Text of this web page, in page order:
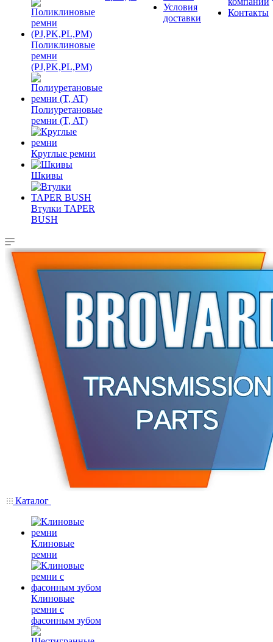
Поликлиновые
ремни
(PJ,PK,PL,PM)
Полиуретановые
ремни (T, AT)
Круглые ремни
Шкивы
Втулки TAPER
BUSH
Условия
доставки
Контакты
Каталог
Клиновые
ремни
Клиновые
ремни с
фасонным зубом